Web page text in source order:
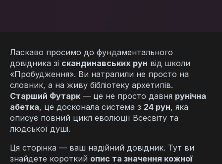
Ласкаво просимо до фундаментального
довідника зі скандинавських рун від школи
«Пробудження». Ви натрапили не просто на
словник, а на живу бібліотеку архетипів.
Старший Футарк — це не просто давня рунічна
абетка, це досконала система з 24 рун, яка
описує повний цикл еволюції Всесвіту та
людської душі.
Ця сторінка — ваш надійний довідник. Тут ви
знайдете короткий опис та значення кожної